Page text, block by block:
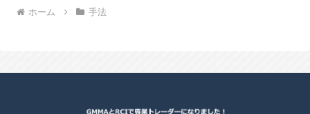
ホーム 手法